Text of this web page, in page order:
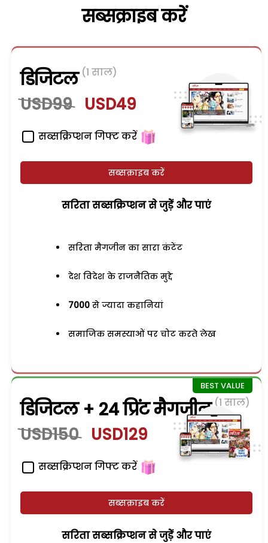
सब्सक्राइब करें
डिजिटल (1 साल)
USD99 USD49
सब्सक्रिप्शन गिफ्ट करें
सब्सक्राइब करें
सरिता सब्सक्रिप्शन से जुड़ेें और पाएं
सरिता मैगजीन का सारा कंटेंट
देश विदेश के राजनैतिक मुद्दे
7000 से ज्यादा कहानियां
समाजिक समस्याओं पर चोट करते लेख
डिजिटल + 24 प्रिंट मैगजीन (1 साल)
USD150 USD129
सब्सक्रिप्शन गिफ्ट करें
सब्सक्राइब करें
सरिता सब्सक्रिप्शन से जुड़ेें और पाएं